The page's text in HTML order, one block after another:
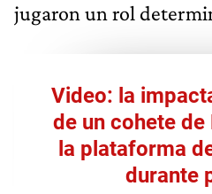
jugaron un rol
Video: la
de un cohete de
la plataforma
durante